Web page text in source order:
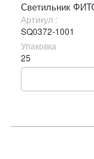
Светильник
Артикул :
SQ0372-1001
Упаковка
25